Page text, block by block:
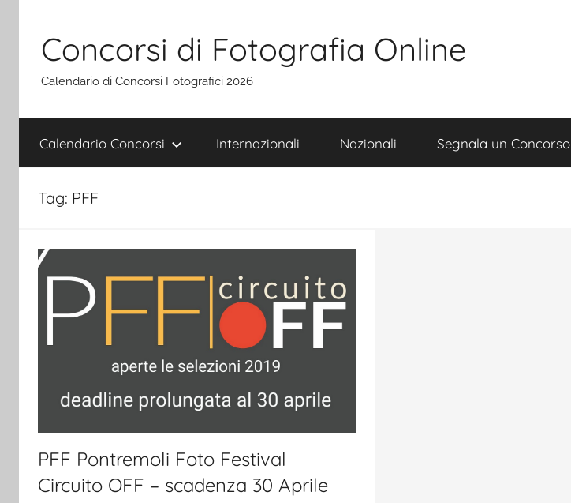
contenuto
Concorsi di Fotografia Online
Calendario di Concorsi Fotografici 2026
Calendario Concorsi Internazionali Nazionali Segnala un Concorso
Tag: PFF
PFF Pontremoli Foto Festival
Circuito OFF – scadenza 30 Aprile